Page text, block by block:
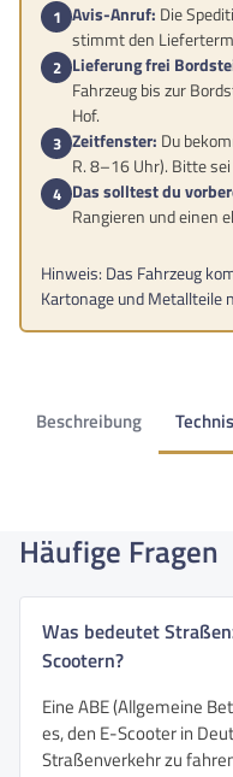
Avis-Anruf: Die
stimmt den
Lieferung frei
Fahrzeug bis zur
Hof.
Zeitfenster: Du
R. 8–16 Uhr). Bitte
Das solltest du
Rangieren und einen
Hinweis: Das Fahrzeug
Kartonage und Metallteile
Beschreibung
Häufige Fragen
Was bedeutet
Scootern?
Eine ABE (Allgemeine
es, den E-Scooter in
Straßenverkehr zu